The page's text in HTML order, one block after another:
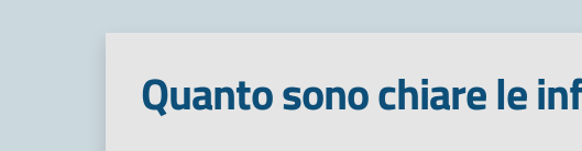
Quanto sono chiare le